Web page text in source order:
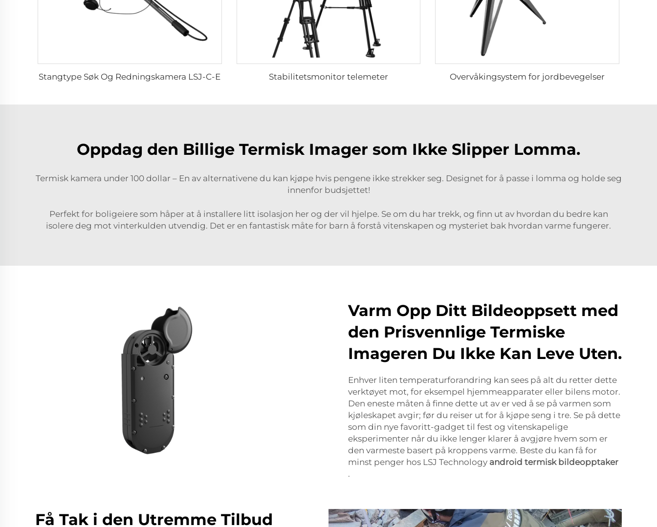
Stangtype Søk Og Redningskamera LSJ-C-E Stabilitetsmonitor telemeter Overvåkingsystem for jordbevegelser
Oppdag den Billige Termisk Imager som Ikke Slipper Lomma.
Termisk kamera under 100 dollar – En av alternativene du kan kjøpe hvis pengene ikke strekker seg. Designet for å passe i lomma og holde seg
innenfor budsjettet!
Perfekt for boligeiere som håper at å installere litt isolasjon her og der vil hjelpe. Se om du har trekk, og finn ut av hvordan du bedre kan
isolere deg mot vinterkulden utvendig. Det er en fantastisk måte for barn å forstå vitenskapen og mysteriet bak hvordan varme fungerer.
Varm Opp Ditt Bildeoppsett med
den Prisvennlige Termiske
Imageren Du Ikke Kan Leve Uten.
Enhver liten temperaturforandring kan sees på alt du retter dette
verktøyet mot, for eksempel hjemmeapparater eller bilens motor.
Den eneste måten å finne dette ut av er ved å se på varmen som
kjøleskapet avgir; før du reiser ut for å kjøpe seng i tre. Se på dette
som din nye favoritt-gadget til fest og vitenskapelige
eksperimenter når du ikke lenger klarer å avgjøre hvem som er
den varmeste basert på kroppens varme. Beste du kan få for
minst penger hos LSJ Technology android termisk bildeopptaker
.
Få Tak i den Utremme Tilbud